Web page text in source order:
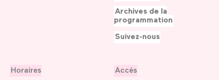
Horaires Accès
Archives de la
programmation
Suivez-nous